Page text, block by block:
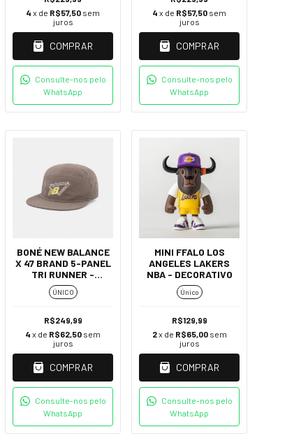
4 x de R$57,50 sem
juros
COMPRAR
Consulte-nos pelo
WhatsApp
4 x de R$57,50 sem
juros
COMPRAR
Consulte-nos pelo
WhatsApp
BONÉ NEW BALANCE
X 47 BRAND 5-PANEL
TRI RUNNER -
MARROM
ÚNICO
R$249,99
4 x de R$62,50 sem
juros
COMPRAR
Consulte-nos pelo
WhatsApp
MINI FFALO LOS
ANGELES LAKERS
NBA - DECORATIVO
Único
R$129,99
2x de R$65,00 sem
juros
COMPRAR
Consulte-nos pelo
WhatsApp